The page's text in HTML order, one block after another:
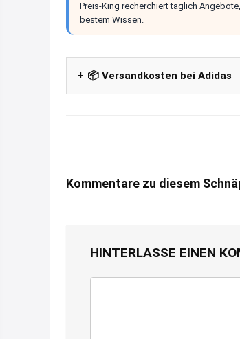
Preis-King recherchiert täglich
bestem Wissen.
📦 Versandkosten bei Adidas
Kommentare zu diesem
HINTERLASSE EINEN